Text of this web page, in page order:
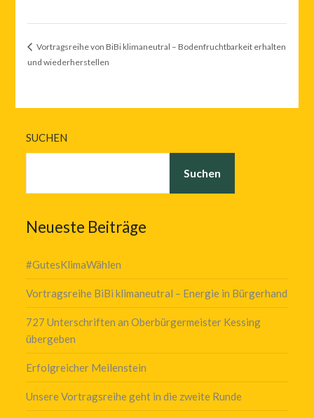
Vortragsreihe von BiBi klimaneutral – Bodenfruchtbarkeit erhalten
und wiederherstellen
SUCHEN
Suchen
Neueste Beiträge
#GutesKlimaWählen
Vortragsreihe BiBi klimaneutral – Energie in Bürgerhand
727 Unterschriften an Oberbürgermeister Kessing
übergeben
Erfolgreicher Meilenstein
Unsere Vortragsreihe geht in die zweite Runde